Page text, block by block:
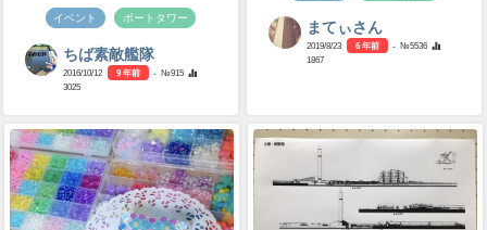
イベント ポートタワー
ちば素敵艦隊
2016/10/12 9 年前
- №915
3025
まてぃさん
2019/8/23 6 年前
- №5536
1867